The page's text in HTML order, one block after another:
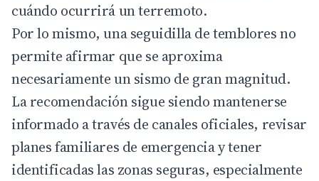
cuándo ocurrirá un terremoto.
Por lo mismo, una seguidilla de temblores no
permite afirmar que se aproxima
necesariamente un sismo de gran magnitud.
La recomendación sigue siendo mantenerse
informado a través de canales oficiales, revisar
planes familiares de emergencia y tener
identificadas las zonas seguras, especialmente